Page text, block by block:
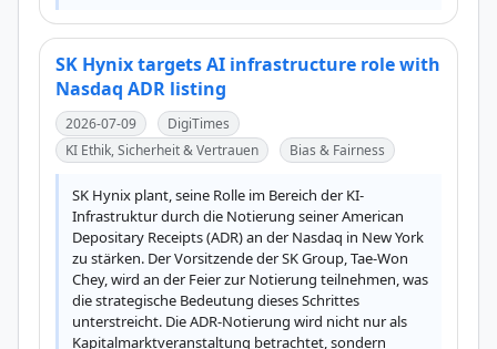
SK Hynix targets AI infrastructure role with
Nasdaq ADR listing
2026-07-09
DigiTimes
KI Ethik, Sicherheit & Vertrauen
Bias & Fairness
SK Hynix plant, seine Rolle im Bereich der KI-
Infrastruktur durch die Notierung seiner American
Depositary Receipts (ADR) an der Nasdaq in New York
zu stärken. Der Vorsitzende der SK Group, Tae-Won
Chey, wird an der Feier zur Notierung teilnehmen, was
die strategische Bedeutung dieses Schrittes
unterstreicht. Die ADR-Notierung wird nicht nur als
Kapitalmarktveranstaltung betrachtet, sondern